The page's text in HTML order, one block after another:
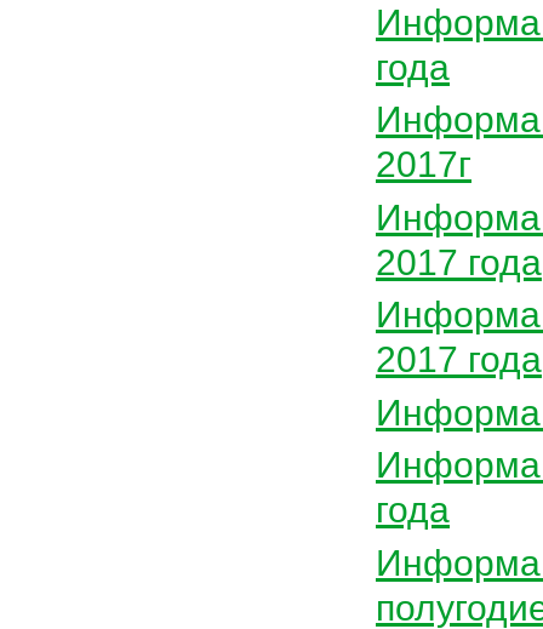
года
2017г
2017 года
2017 года
года